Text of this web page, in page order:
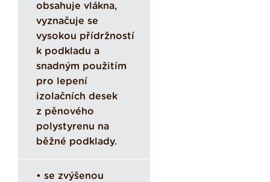
obsahuje vlákna,
vyznačuje se
vysokou přídržností
k podkladu a
snadným použitím
pro lepení
izolačních desek
z pěnového
polystyrenu na
běžné podklady.
• se zvýšenou